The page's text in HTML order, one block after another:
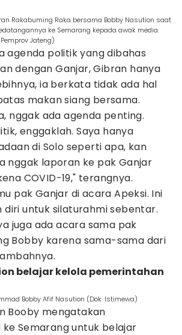
Rakabuming Raka bersama Bobby Nasution saat
ke Semarang kepada awak media.
Jateng)
agenda politik yang dibahas
dengan Ganjar, Gibran hanya
ia berkata tidak ada hal
makan siang bersama.
nggak ada agenda penting.
enggaklah. Saya hanya
di Solo seperti apa, kan
nggak laporan ke pak Ganjar
COVID-19," terangnya.
pak Ganjar di acara Apeksi. Ini
untuk silaturahmi sebentar.
juga ada acara sama pak
Bobby karena sama-sama dari
belajar kelola pemerintahan
Bobby Afif Nasution (Dok. Istimewa)
Booby mengatakan
Semarang untuk belajar